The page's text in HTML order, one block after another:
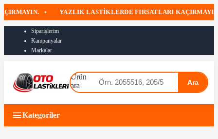
• YAZLIK LASTIKLERDE FIRSATLARI KAÇIRMAYIN •
Siparişlerim
Kampanyalar
Markalar
Ürün
ara
Ara
Kategoriler